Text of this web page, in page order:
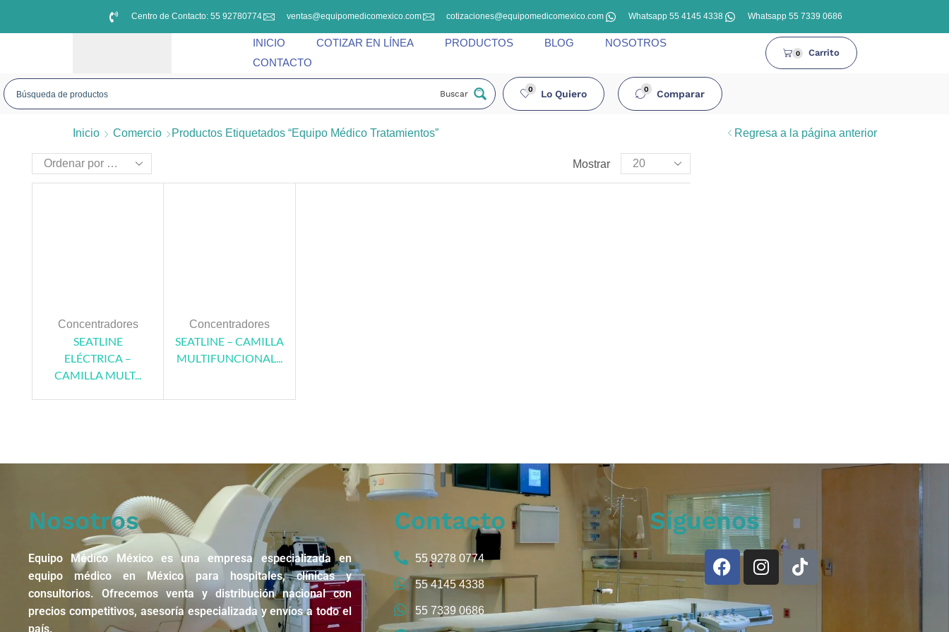
Centro de Contacto: 55 92780774 ventas@equipomedicomexico.com cotizaciones@equipomedicomexico.com Whatsapp 55 4145 4338 Whatsapp 55 7339 0686
INICIO COTIZAR EN LÍNEA PRODUCTOS BLOG
NOSOTROS
CONTACTO
0 Carrito
Buscar 0 Lo Quiero 0 Comparar
Inicio Comercio Productos Etiquetados “equipo Médico Tratamientos” Regresa a la página anterior
Mostrar
Concentradores
SEATLINE
ELÉCTRICA –
CAMILLA MULT...
Concentradores
SEATLINE – CAMILLA
MULTIFUNCIONAL...
Nosotros
Equipo Médico México es una empresa especializada en
equipo médico en México para hospitales, clínicas y
consultorios. Ofrecemos venta y distribución nacional con
precios competitivos, asesoría especializada y envíos a todo el
país.
Contacto
55 9278 0774
55 4145 4338
55 7339 0686
Síguenos